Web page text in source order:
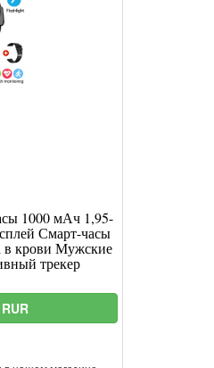
1000 мАч 1,95-
Смарт-часы
в крови Мужские
трекер